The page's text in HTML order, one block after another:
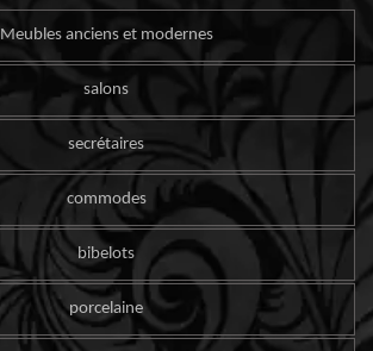
Meubles anciens et modernes
salons
secrétaires
commodes
bibelots
porcelaine